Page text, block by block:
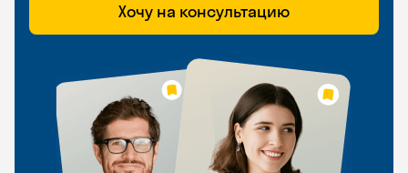
Хочу на консультацию